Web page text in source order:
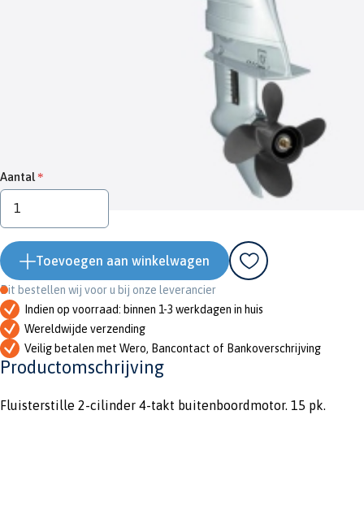
Aantal
Toevoegen aan winkelwagen
Dit bestellen wij voor u bij onze leverancier
Indien op voorraad: binnen 1-3 werkdagen in huis
Wereldwijde verzending
Veilig betalen met Wero, Bancontact of Bankoverschrijving
Productomschrijving
Fluisterstille 2-cilinder 4-takt buitenboordmotor. 15 pk.